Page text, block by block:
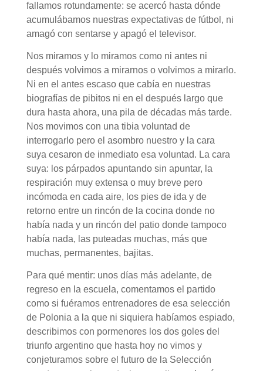
fallamos rotundamente: se acercó hasta dónde
acumulábamos nuestras expectativas de fútbol, ni
amagó con sentarse y apagó el televisor.
Nos miramos y lo miramos como ni antes ni
después volvimos a mirarnos o volvimos a mirarlo.
Ni en el antes escaso que cabía en nuestras
biografías de pibitos ni en el después largo que
dura hasta ahora, una pila de décadas más tarde.
Nos movimos con una tibia voluntad de
interrogarlo pero el asombro nuestro y la cara
suya cesaron de inmediato esa voluntad. La cara
suya: los párpados apuntando sin apuntar, la
respiración muy extensa o muy breve pero
incómoda en cada aire, los pies de ida y de
retorno entre un rincón de la cocina donde no
había nada y un rincón del patio donde tampoco
había nada, las puteadas muchas, más que
muchas, permanentes, bajitas.
Para qué mentir: unos días más adelante, de
regreso en la escuela, comentamos el partido
como si fuéramos entrenadores de esa selección
de Polonia a la que ni siquiera habíamos espiado,
describimos con pormenores los dos goles del
triunfo argentino que hasta hoy no vimos y
conjeturamos sobre el futuro de la Selección